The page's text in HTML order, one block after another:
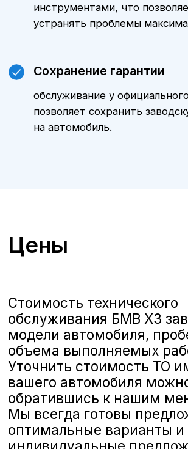
автомобилей
качественное и комплексное
специалистами. Мы предлагаем
полную линейку услуг по ТО,
соответствующих стандартам BMW,
чтобы ваш автомобиль всегда
оставался в отличном состоянии и
обеспечивал безопасность и
комфорт на дороге.